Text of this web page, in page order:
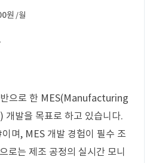
원 /월
으로 한 MES(Manufacturing
발을 목표로 하고 있습니다.
며, MES 개발 경험이 필수 조
로는 제조 공정의 실시간 모니